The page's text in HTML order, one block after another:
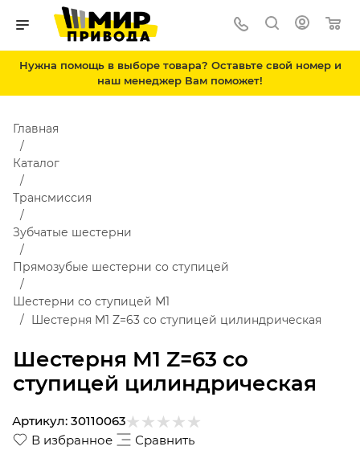
Нужна помощь в выборе товара? Оставьте свой номер и
наш менеджер Вам поможет!
Шестерня M1 Z=63 со
ступицей цилиндрическая
Главная
Каталог
Трансмиссия
Зубчатые шестерни
Прямозубые шестерни со ступицей
Шестерни со ступицей М1
Шестерня M1 Z=63 со ступицей цилиндрическая
В избранное Сравнить
Артикул: 30110063